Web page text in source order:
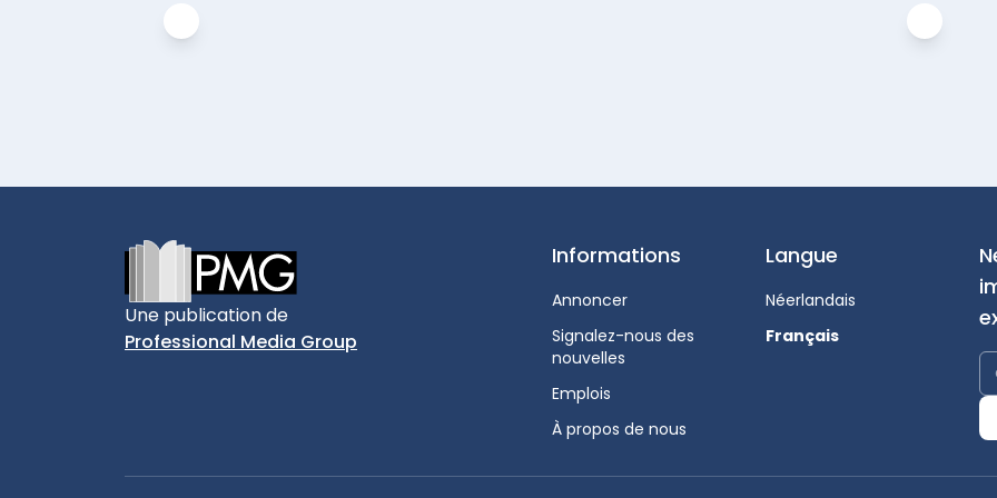
Une publication de
Professional Media Group
Informations
Annoncer
Signalez-nous des
nouvelles
Emplois
À propos de nous
Langue
Néerlandais
Français